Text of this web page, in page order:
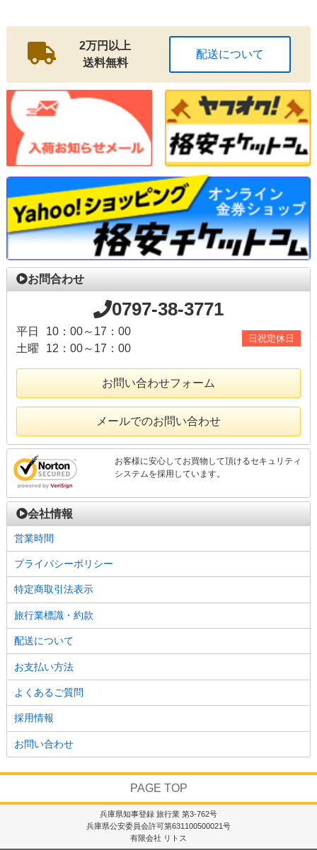
2万円以上
送料無料
配送について
お問合わせ
0797-38-3771
平日
10：00～17：00
土曜
12：00～17：00
日祝定休日
お問い合わせフォーム
メールでのお問い合わせ
お客様に安心してお買物して頂けるセキュリティ
システムを採用しています。
会社情報
営業時間
プライバシーポリシー
特定商取引法表示
旅行業標識・約款
配送について
お支払い方法
よくあるご質問
採用情報
お問い合わせ
PAGE TOP
兵庫県知事登録 旅行業 第3-762号
兵庫県公安委員会許可第631100500021号
有限会社 リトス